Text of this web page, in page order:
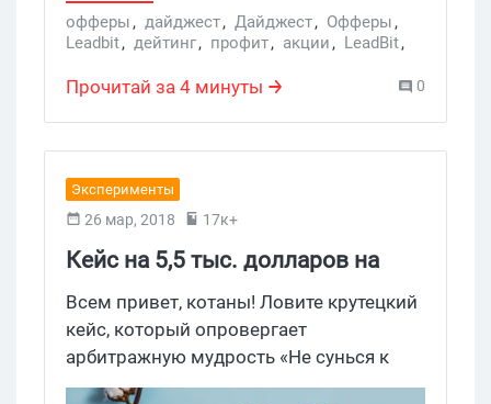
офферы, дайджест, Дайджест, Офферы,
Leadbit, дейтинг, профит, акции, LeadBit,
Money4Leads,GoldenGoose,
Прочитай за 4 минуты 0
Эксперименты
26 мар, 2018 17к+
Кейс на 5,5 тыс. долларов на
«Халве» и «Совести» при
помощи E-mail
Всем привет, котаны! Ловите крутецкий
кейс, который опровергает
арбитражную мудрость «Не сунься к
отжатым нишам, да не обижен будешь».